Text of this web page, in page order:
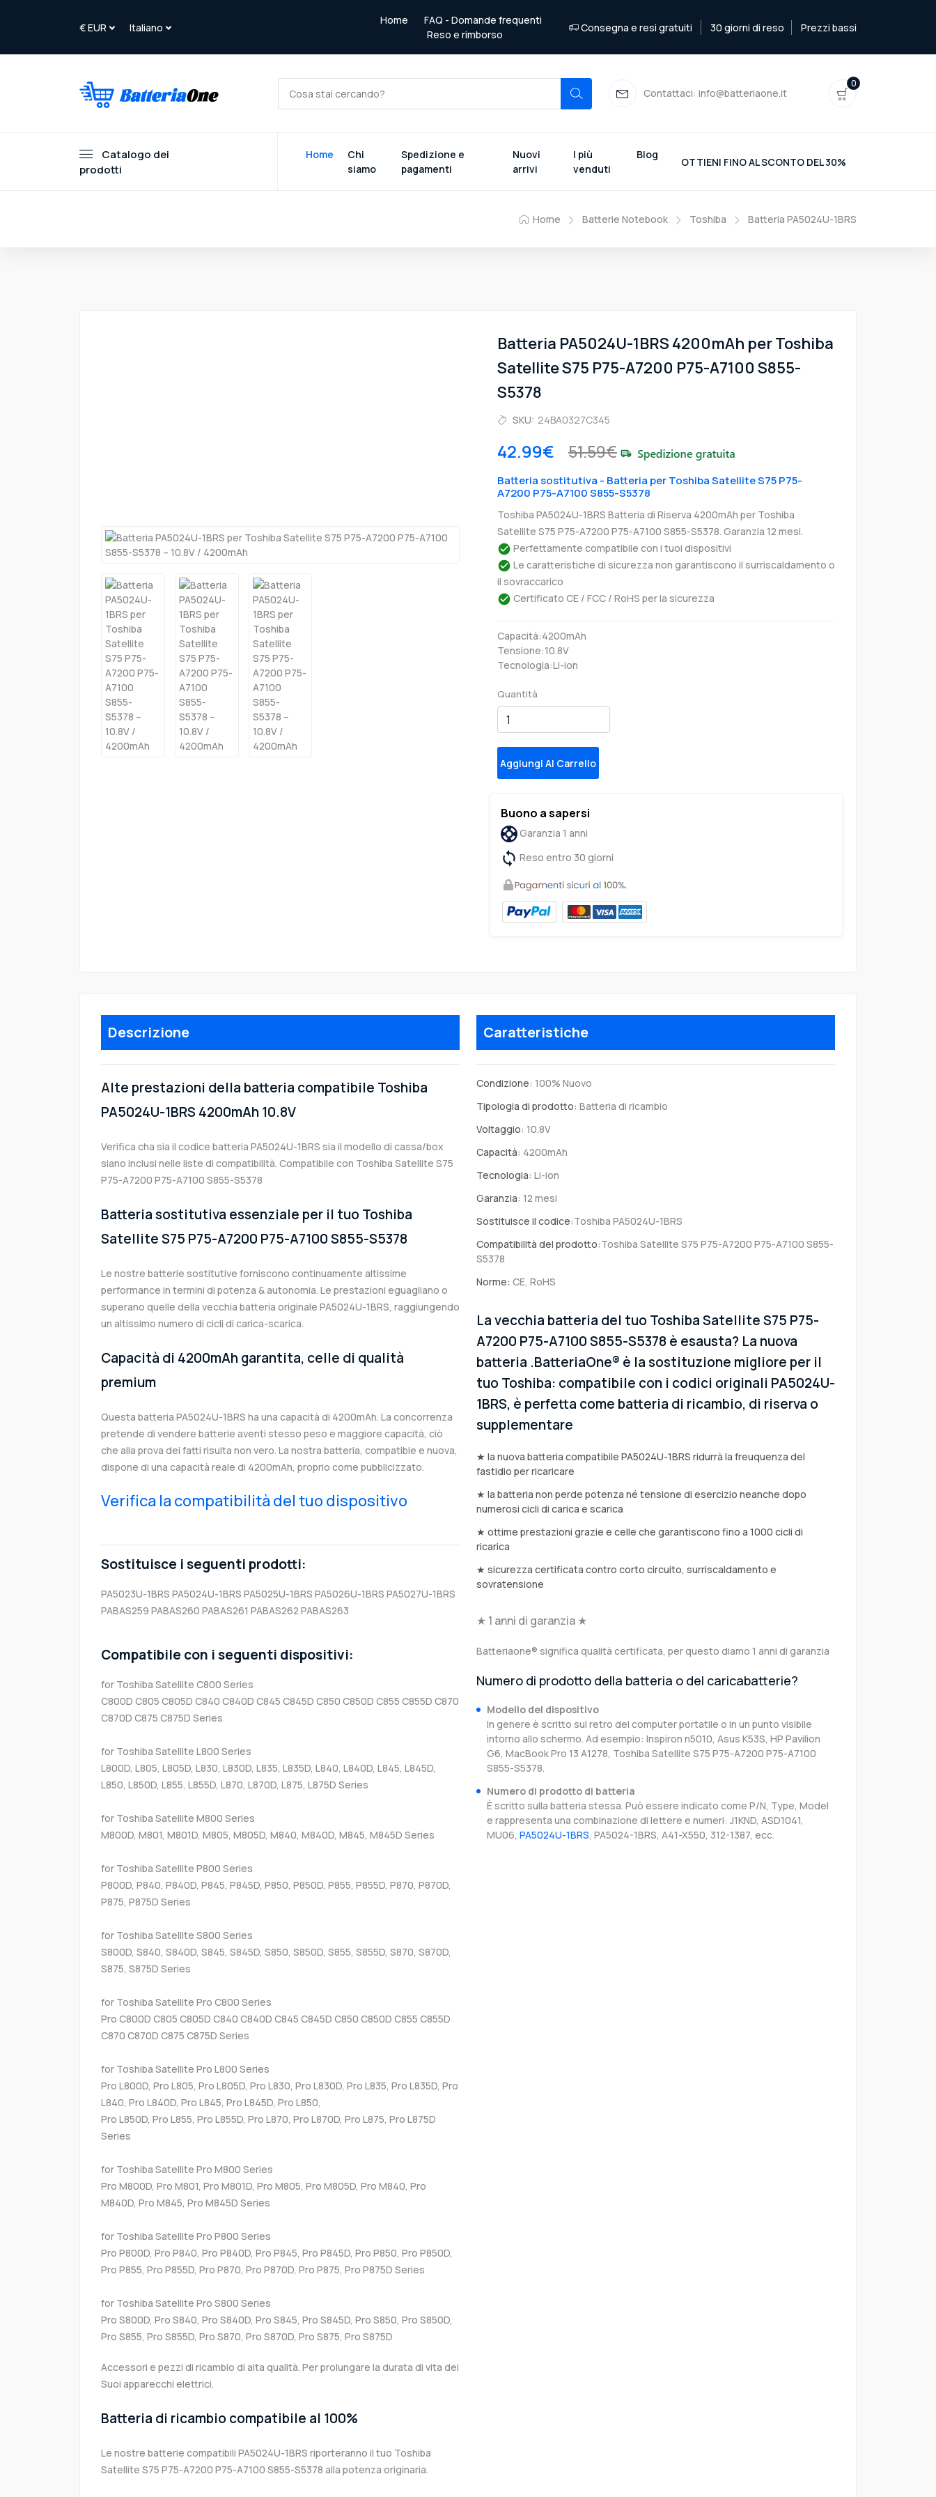
Home
FAQ - Domande frequenti
Reso e rimborso
Consegna e resi gratuiti 30 giorni di reso Prezzi bassi
Contattaci: info@batteriaone.it
0
Catalogo dei
prodotti
Home
Chi
siamo
Spedizione e
pagamenti
Nuovi
arrivi
I più
venduti
Blog
OTTIENI FINO AL SCONTO DEL 30%
Home Batterie Notebook Toshiba Batteria PA5024U-1BRS
Batteria PA5024U-1BRS 4200mAh per Toshiba
Satellite S75 P75-A7200 P75-A7100 S855-
S5378
SKU: 24BA0327C345
42.99€ 51.59€
Batteria sostitutiva - Batteria per Toshiba Satellite S75 P75-
A7200 P75-A7100 S855-S5378
Toshiba PA5024U-1BRS Batteria di Riserva 4200mAh per Toshiba
Satellite S75 P75-A7200 P75-A7100 S855-S5378. Garanzia 12 mesi.
Perfettamente compatibile con i tuoi dispositivi
Le caratteristiche di sicurezza non garantiscono il surriscaldamento o
il sovraccarico
Certificato CE / FCC / RoHS per la sicurezza
Capacità:4200mAh
Tensione:10.8V
Tecnologia:Li-ion
Quantità
Aggiungi Al Carrello
Buono a sapersi
Garanzia 1 anni
Reso entro 30 giorni
Descrizione
Alte prestazioni della batteria compatibile Toshiba
PA5024U-1BRS 4200mAh 10.8V
Verifica cha sia il codice batteria PA5024U-1BRS sia il modello di cassa/box
siano inclusi nelle liste di compatibilità. Compatibile con Toshiba Satellite S75
P75-A7200 P75-A7100 S855-S5378
Batteria sostitutiva essenziale per il tuo Toshiba
Satellite S75 P75-A7200 P75-A7100 S855-S5378
Le nostre batterie sostitutive forniscono continuamente altissime
performance in termini di potenza & autonomia. Le prestazioni eguagliano o
superano quelle della vecchia batteria originale PA5024U-1BRS, raggiungendo
un altissimo numero di cicli di carica-scarica.
Capacità di 4200mAh garantita, celle di qualità
premium
Questa batteria PA5024U-1BRS ha una capacità di 4200mAh. La concorrenza
pretende di vendere batterie aventi stesso peso e maggiore capacità, ciò
che alla prova dei fatti risulta non vero. La nostra batteria, compatible e nuova,
dispone di una capacità reale di 4200mAh, proprio come pubblicizzato.
Verifica la compatibilità del tuo dispositivo
Sostituisce i seguenti prodotti:
PA5023U-1BRS PA5024U-1BRS PA5025U-1BRS PA5026U-1BRS PA5027U-1BRS
PABAS259 PABAS260 PABAS261 PABAS262 PABAS263
Compatibile con i seguenti dispositivi:
for Toshiba Satellite C800 Series
C800D C805 C805D C840 C840D C845 C845D C850 C850D C855 C855D C870
C870D C875 C875D Series
for Toshiba Satellite L800 Series
L800D, L805, L805D, L830, L830D, L835, L835D, L840, L840D, L845, L845D,
L850, L850D, L855, L855D, L870, L870D, L875, L875D Series
for Toshiba Satellite M800 Series
M800D, M801, M801D, M805, M805D, M840, M840D, M845, M845D Series
for Toshiba Satellite P800 Series
P800D, P840, P840D, P845, P845D, P850, P850D, P855, P855D, P870, P870D,
P875, P875D Series
for Toshiba Satellite S800 Series
S800D, S840, S840D, S845, S845D, S850, S850D, S855, S855D, S870, S870D,
S875, S875D Series
for Toshiba Satellite Pro C800 Series
Pro C800D C805 C805D C840 C840D C845 C845D C850 C850D C855 C855D
C870 C870D C875 C875D Series
for Toshiba Satellite Pro L800 Series
Pro L800D, Pro L805, Pro L805D, Pro L830, Pro L830D, Pro L835, Pro L835D, Pro
L840, Pro L840D, Pro L845, Pro L845D, Pro L850,
Pro L850D, Pro L855, Pro L855D, Pro L870, Pro L870D, Pro L875, Pro L875D
Series
for Toshiba Satellite Pro M800 Series
Pro M800D, Pro M801, Pro M801D, Pro M805, Pro M805D, Pro M840, Pro
M840D, Pro M845, Pro M845D Series
for Toshiba Satellite Pro P800 Series
Pro P800D, Pro P840, Pro P840D, Pro P845, Pro P845D, Pro P850, Pro P850D,
Pro P855, Pro P855D, Pro P870, Pro P870D, Pro P875, Pro P875D Series
for Toshiba Satellite Pro S800 Series
Pro S800D, Pro S840, Pro S840D, Pro S845, Pro S845D, Pro S850, Pro S850D,
Pro S855, Pro S855D, Pro S870, Pro S870D, Pro S875, Pro S875D
Accessori e pezzi di ricambio di alta qualità. Per prolungare la durata di vita dei
Suoi apparecchi elettrici.
Batteria di ricambio compatibile al 100%
Le nostre batterie compatibili PA5024U-1BRS riporteranno il tuo Toshiba
Satellite S75 P75-A7200 P75-A7100 S855-S5378 alla potenza originaria.
Caratteristiche
Condizione: 100% Nuovo
Tipologia di prodotto: Batteria di ricambio
Voltaggio: 10.8V
Capacità: 4200mAh
Tecnologia: Li-ion
Garanzia: 12 mesi
Sostituisce il codice:Toshiba PA5024U-1BRS
Compatibilità del prodotto:Toshiba Satellite S75 P75-A7200 P75-A7100 S855-
S5378
Norme: CE, RoHS
La vecchia batteria del tuo Toshiba Satellite S75 P75-
A7200 P75-A7100 S855-S5378 è esausta? La nuova
batteria .BatteriaOne® è la sostituzione migliore per il
tuo Toshiba: compatibile con i codici originali PA5024U-
1BRS, è perfetta come batteria di ricambio, di riserva o
supplementare
★ la nuova batteria compatibile PA5024U-1BRS ridurrà la freuquenza del
fastidio per ricaricare
★ la batteria non perde potenza né tensione di esercizio neanche dopo
numerosi cicli di carica e scarica
★ ottime prestazioni grazie e celle che garantiscono fino a 1000 cicli di
ricarica
★ sicurezza certificata contro corto circuito, surriscaldamento e
sovratensione
★ 1 anni di garanzia ★
Batteriaone® significa qualità certificata, per questo diamo 1 anni di garanzia
Numero di prodotto della batteria o del caricabatterie?
Modello del dispositivo
In genere è scritto sul retro del computer portatile o in un punto visibile
intorno allo schermo. Ad esempio: Inspiron n5010, Asus K53S, HP Pavilion
G6, MacBook Pro 13 A1278, Toshiba Satellite S75 P75-A7200 P75-A7100
S855-S5378.
Numero di prodotto di batteria
È scritto sulla batteria stessa. Può essere indicato come P/N, Type, Model
e rappresenta una combinazione di lettere e numeri: J1KND, ASD1041,
MU06, PA5024U-1BRS, PA5024-1BRS, A41-X550, 312-1387, ecc.